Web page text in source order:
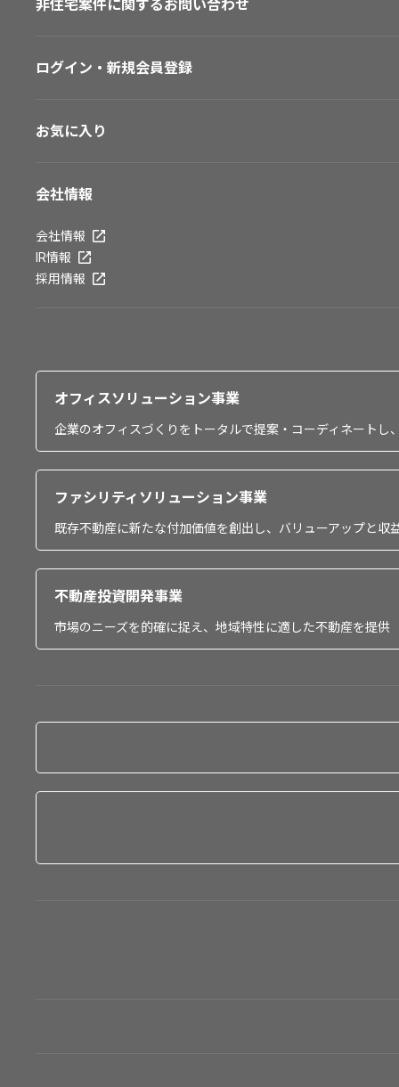
非住宅案件に関するお問い合わせ
ログイン・新規会員登録
お気に入り
会社情報
会社情報
IR情報
採用情報
オフィスソリューション事業
企業のオフィスづくりをトータルで提案・コーディネート
ファシリティソリューション事業
既存不動産に新たな付加価値を創出し、バリューアップと収
不動産投資開発事業
市場のニーズを的確に捉え、地域特性に適した不動産を提供